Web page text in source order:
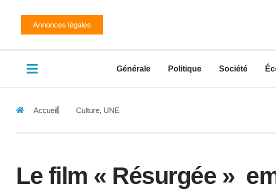
Annonces légales
Générale Politique Société
Accueil Culture, UNE
Le film « Résurgée »